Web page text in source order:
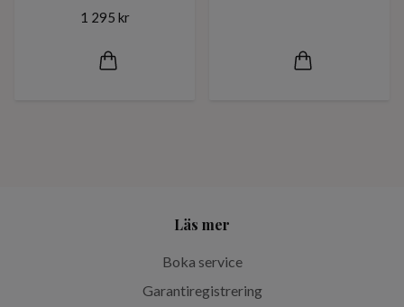
1 295 kr
Läs mer
Boka service
Garantiregistrering